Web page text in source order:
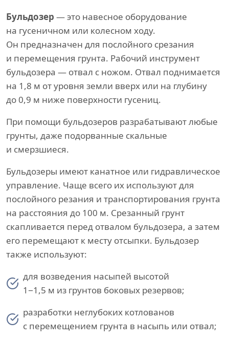
Бульдозер — это навесное оборудование
на гусеничном или колесном ходу.
Он предназначен для послойного срезания
и перемещения грунта. Рабочий инструмент
бульдозера — отвал с ножом. Отвал поднимается
на 1,8 м от уровня земли вверх или на глубину
до 0,9 м ниже поверхности гусениц.
При помощи бульдозеров разрабатывают любые
грунты, даже подорванные скальные
и смерзшиеся.
Бульдозеры имеют канатное или гидравлическое
управление. Чаще всего их используют для
послойного резания и транспортирования грунта
на расстояния до 100 м. Срезанный грунт
скапливается перед отвалом бульдозера, а затем
его перемещают к месту отсыпки. Бульдозер
также используют:
для возведения насыпей высотой
1−1,5 м из грунтов боковых резервов;
разработки неглубоких котлованов
с перемещением грунта в насыпь или отвал;